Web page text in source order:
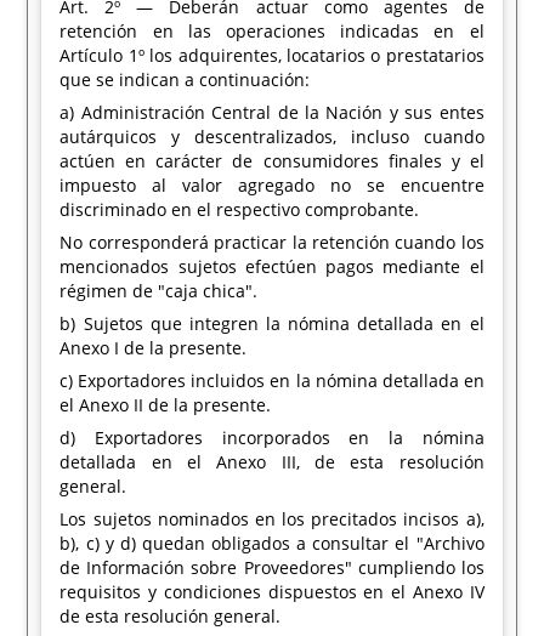
Art. 2º — Deberán actuar como agentes de
retención en las operaciones indicadas en el
Artículo 1º los adquirentes, locatarios o prestatarios
que se indican a continuación:
a) Administración Central de la Nación y sus entes
autárquicos y descentralizados, incluso cuando
actúen en carácter de consumidores finales y el
impuesto al valor agregado no se encuentre
discriminado en el respectivo comprobante.
No corresponderá practicar la retención cuando los
mencionados sujetos efectúen pagos mediante el
régimen de "caja chica".
b) Sujetos que integren la nómina detallada en el
Anexo I de la presente.
c) Exportadores incluidos en la nómina detallada en
el Anexo II de la presente.
d) Exportadores incorporados en la nómina
detallada en el Anexo III, de esta resolución
general.
Los sujetos nominados en los precitados incisos a),
b), c) y d) quedan obligados a consultar el "Archivo
de Información sobre Proveedores" cumpliendo los
requisitos y condiciones dispuestos en el Anexo IV
de esta resolución general.